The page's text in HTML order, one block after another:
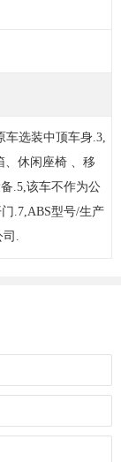
车选装中顶车身.3,
、休闲座椅 、移
.5,该车不作为公
.7,ABS型号/生产
司.